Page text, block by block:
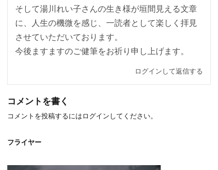
そして湯川れい子さんの生き様が垣間見える文章
に、人生の機微を感じ、一読者として楽しく拝見
させていただいております。
今後ますますのご健筆をお祈り申し上げます。
ログインして返信する
コメントを書く
コメントを投稿するにはログイン してください。
フライヤー